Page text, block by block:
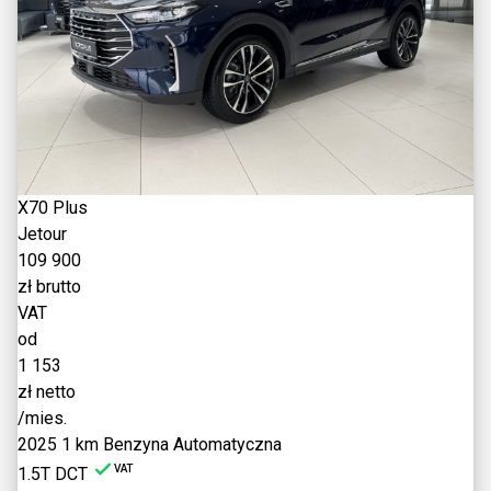
X70 Plus
Jetour
109 900
zł brutto
VAT
od
1 153
zł netto
/mies.
2025 1 km Benzyna Automatyczna
1.5T DCT
VAT